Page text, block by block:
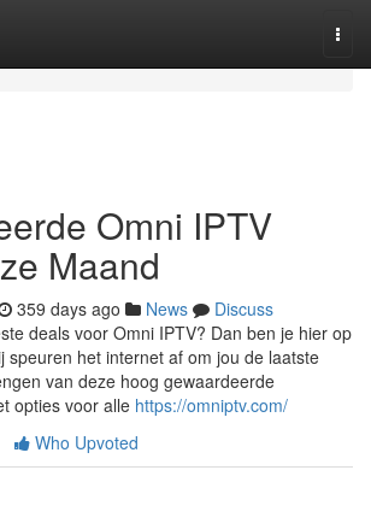
Omni IPTV
Maand
359 days ago News
Discuss
deals voor Omni IPTV? Dan ben je hier op
speuren het internet af om jou de laatste
van deze hoog gewaardeerde
opties voor alle https://omniptv.com/
Who Upvoted